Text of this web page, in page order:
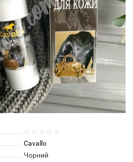
Cavallo
Чорний